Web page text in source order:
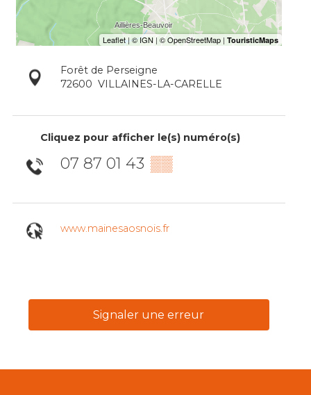
Forêt de Perseigne
72600 VILLAINES-LA-CARELLE
Cliquez pour afficher le(s) numéro(s)
07 87 01 43 ▒▒
www.mainesaosnois.fr
Signaler une erreur